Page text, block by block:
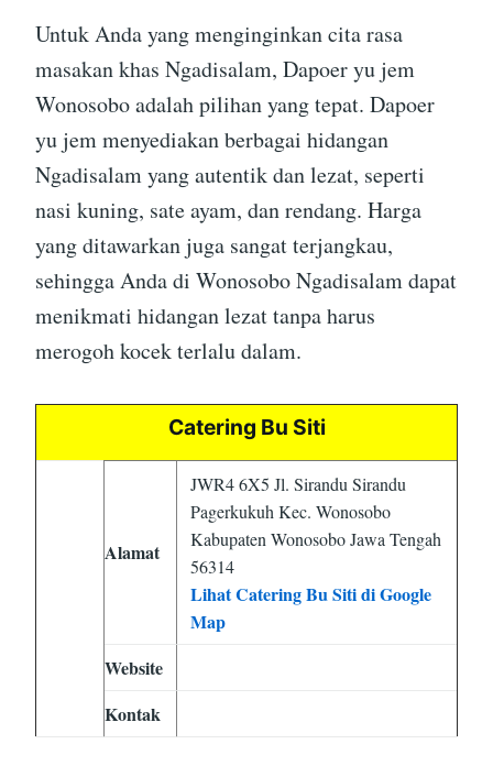
Untuk Anda yang menginginkan cita rasa
masakan khas Ngadisalam, Dapoer yu jem
Wonosobo adalah pilihan yang tepat. Dapoer
yu jem menyediakan berbagai hidangan
Ngadisalam yang autentik dan lezat, seperti
nasi kuning, sate ayam, dan rendang. Harga
yang ditawarkan juga sangat terjangkau,
sehingga Anda di Wonosobo Ngadisalam dapat
menikmati hidangan lezat tanpa harus
merogoh kocek terlalu dalam.
Catering Bu Siti
Alamat
JWR4 6X5 Jl. Sirandu Sirandu
Pagerkukuh Kec. Wonosobo
Kabupaten Wonosobo Jawa Tengah
56314
Lihat Catering Bu Siti di Google
Map
Website
Kontak